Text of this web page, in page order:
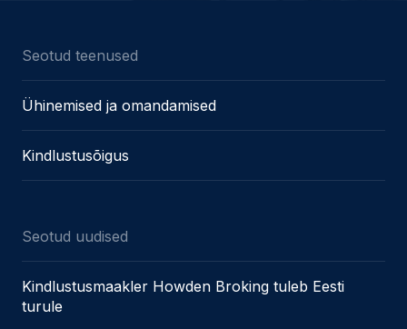
Seotud teenused
Ühinemised ja omandamised
Kindlustusõigus
Seotud uudised
Kindlustusmaakler Howden Broking tuleb Eesti
turule